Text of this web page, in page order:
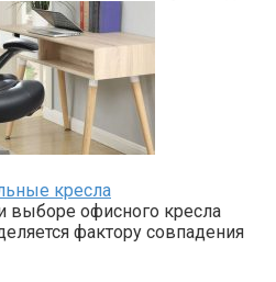
кресла
выборе офисного кресла
фактору совпадения